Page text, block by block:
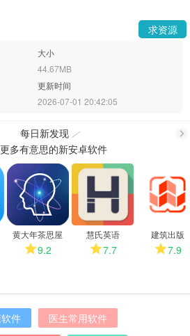
求资源
大小
44.67MB
更新时间
2026-07-01 20:42:05
每日新发现
多
多有意思的新安卓软件
黄大年茶思屋
9.2
慧氏英语
7.7
建筑出版
7.9
件
医生常用软件